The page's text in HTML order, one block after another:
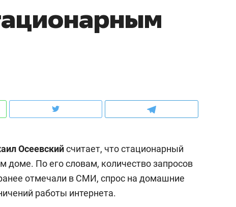
Осеевскийсчитает, что стационарный
По его словам, количество запросов
отмечали в СМИ, спрос на домашние
работы интернета.
клиентах и чудных запросах мастеров
налогах и развитии без
«Фороса»:
Рекомендуем